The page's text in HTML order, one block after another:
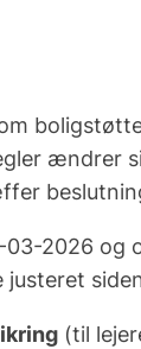
ændrer
03-2026 og
(til